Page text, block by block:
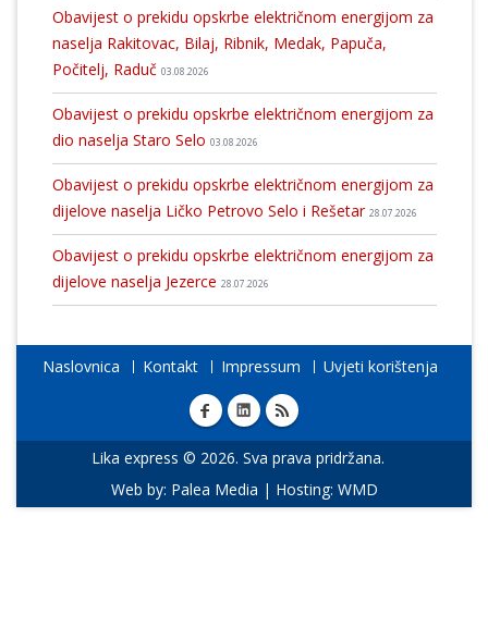
Obavijest o prekidu opskrbe električnom energijom za
naselja Rakitovac, Bilaj, Ribnik, Medak, Papuča,
Počitelj, Raduč 03.08.2026
Obavijest o prekidu opskrbe električnom energijom za
dio naselja Staro Selo 03.08.2026
Obavijest o prekidu opskrbe električnom energijom za
dijelove naselja Ličko Petrovo Selo i Rešetar 28.07.2026
Obavijest o prekidu opskrbe električnom energijom za
dijelove naselja Jezerce 28.07.2026
Naslovnica Kontakt Impressum Uvjeti korištenja
Lika express © 2026. Sva prava pridržana.
Web by: Palea Media | Hosting: WMD